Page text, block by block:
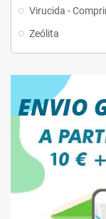
Virucida -
Zeólita